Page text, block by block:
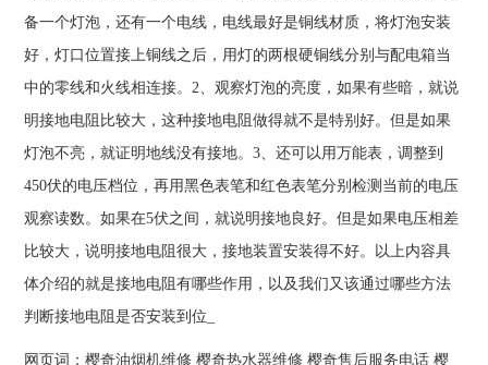
备一个灯泡，还有一个电线，电线最好是铜线材质，将灯泡安装
好，灯口位置接上铜线之后，用灯的两根硬铜线分别与配电箱当
中的零线和火线相连接。2、观察灯泡的亮度，如果有些暗，就说
明接地电阻比较大，这种接地电阻做得就不是特别好。但是如果
灯泡不亮，就证明地线没有接地。3、还可以用万能表，调整到
450伏的电压档位，再用黑色表笔和红色表笔分别检测当前的电压
观察读数。如果在5伏之间，就说明接地良好。但是如果电压相差
比较大，说明接地电阻很大，接地装置安装得不好。以上内容具
体介绍的就是接地电阻有哪些作用，以及我们又该通过哪些方法
判断接地电阻是否安装到位_
网页词：樱奇油烟机维修 樱奇热水器维修 樱奇售后服务电话 樱